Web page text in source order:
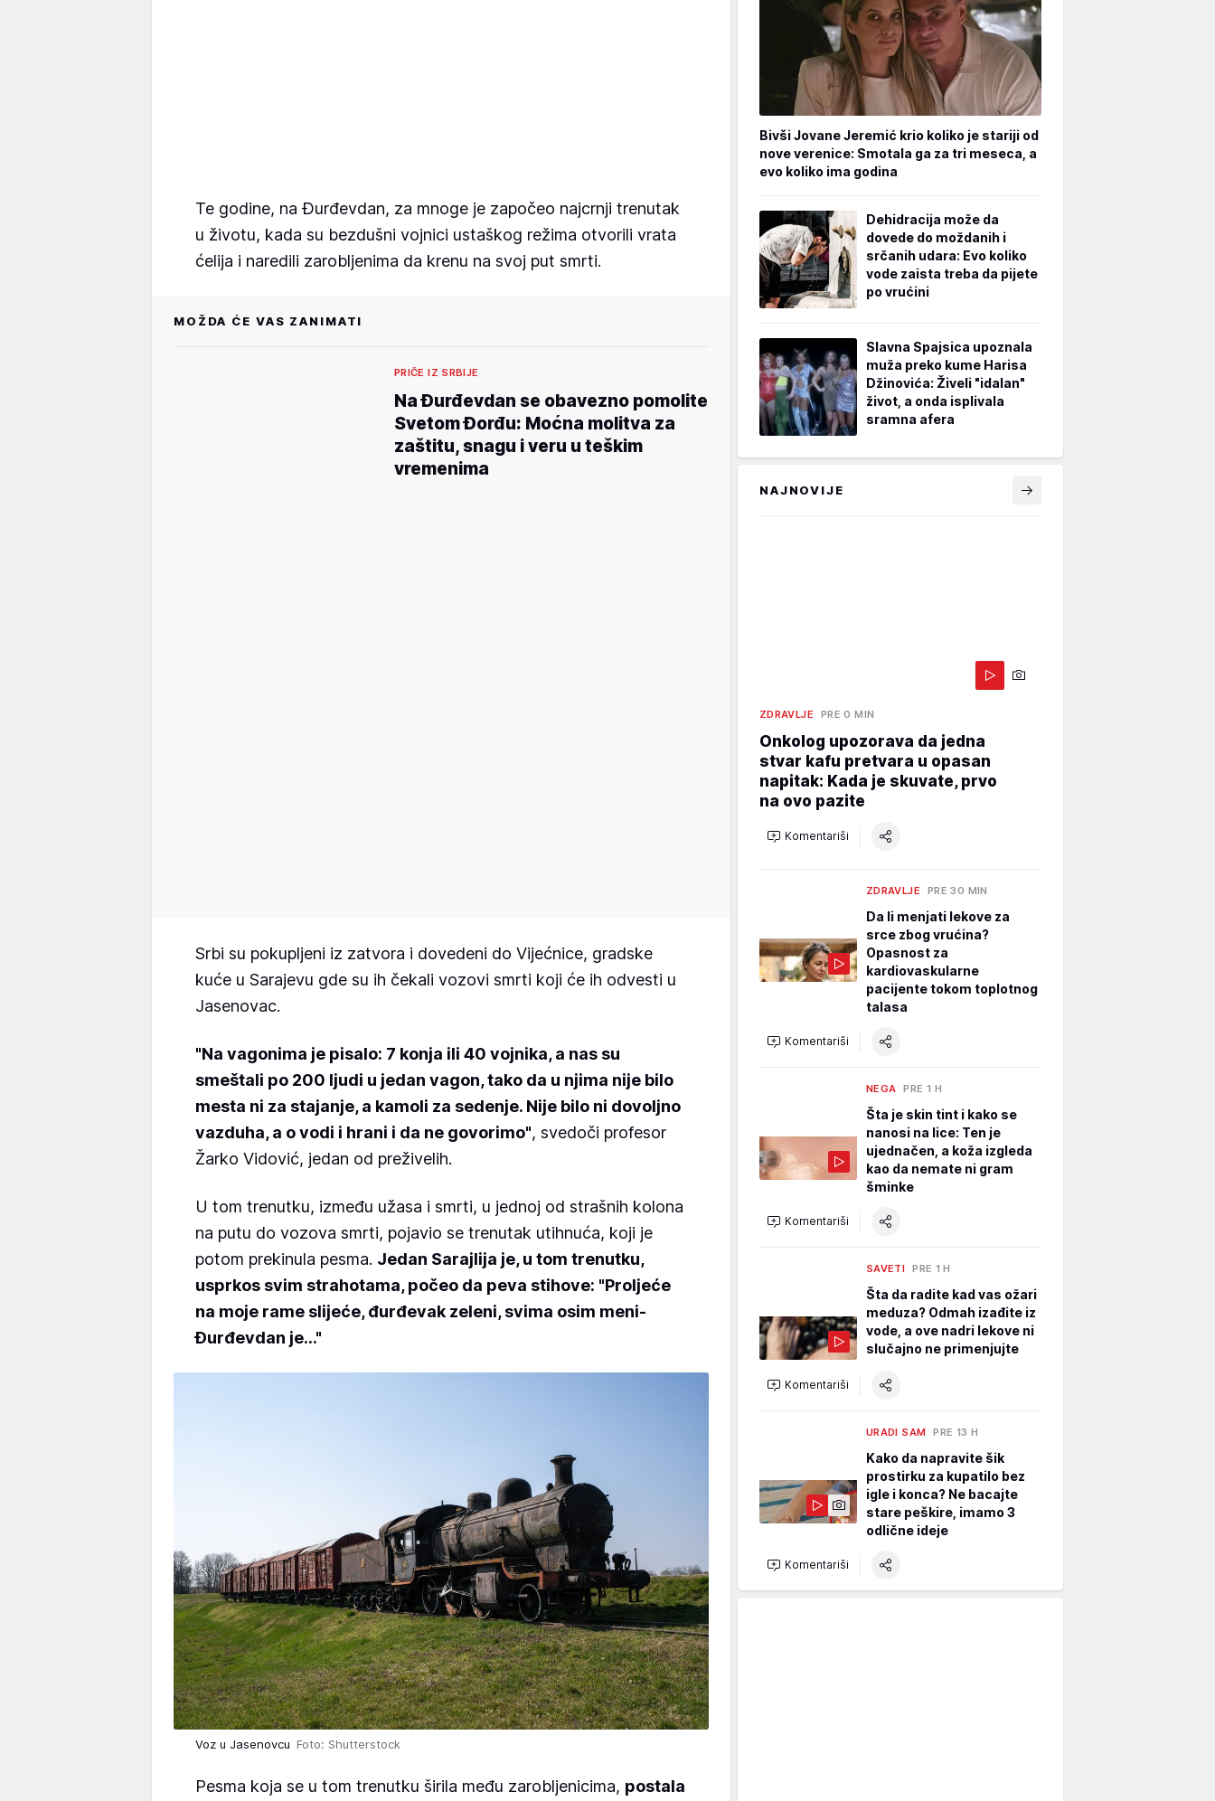
Te godine, na Đurđevdan, za mnoge je započeo najcrnji trenutak
u životu, kada su bezdušni vojnici ustaškog režima otvorili vrata
ćelija i naredili zarobljenima da krenu na svoj put smrti.
MOŽDA ĆE VAS ZANIMATI
PRIČE IZ SRBIJE
Na Đurđevdan se obavezno pomolite
Svetom Đorđu: Moćna molitva za
zaštitu, snagu i veru u teškim
vremenima
Srbi su pokupljeni iz zatvora i dovedeni do Vijećnice, gradske
kuće u Sarajevu gde su ih čekali vozovi smrti koji će ih odvesti u
Jasenovac.
"Na vagonima je pisalo: 7 konja ili 40 vojnika, a nas su
smeštali po 200 ljudi u jedan vagon, tako da u njima nije bilo
mesta ni za stajanje, a kamoli za sedenje. Nije bilo ni dovoljno
vazduha, a o vodi i hrani i da ne govorimo", svedoči profesor
Žarko Vidović, jedan od preživelih.
U tom trenutku, između užasa i smrti, u jednoj od strašnih kolona
na putu do vozova smrti, pojavio se trenutak utihnuća, koji je
potom prekinula pesma. Jedan Sarajlija je, u tom trenutku,
usprkos svim strahotama, počeo da peva stihove: "Proljeće
na moje rame slijeće, đurđevak zeleni, svima osim meni-
Đurđevdan je..."
Voz u Jasenovcu Foto: Shutterstock
Pesma koja se u tom trenutku širila među zarobljenicima, postala
Bivši Jovane Jeremić krio koliko je stariji od
nove verenice: Smotala ga za tri meseca, a
evo koliko ima godina
Dehidracija može da
dovede do moždanih i
srčanih udara: Evo koliko
vode zaista treba da pijete
po vrućini
Slavna Spajsica upoznala
muža preko kume Harisa
Džinovića: Živeli "idalan"
život, a onda isplivala
sramna afera
NAJNOVIJE
ZDRAVLJE PRE 0 MIN
Onkolog upozorava da jedna
stvar kafu pretvara u opasan
napitak: Kada je skuvate, prvo
na ovo pazite
Komentariši
ZDRAVLJE PRE 30 MIN
Da li menjati lekove za
srce zbog vrućina?
Opasnost za
kardiovaskularne
pacijente tokom toplotnog
talasa
Komentariši
NEGA PRE 1 H
Šta je skin tint i kako se
nanosi na lice: Ten je
ujednačen, a koža izgleda
kao da nemate ni gram
šminke
Komentariši
SAVETI PRE 1 H
Šta da radite kad vas ožari
meduza? Odmah izađite iz
vode, a ove nadri lekove ni
slučajno ne primenjujte
Komentariši
URADI SAM PRE 13 H
Kako da napravite šik
prostirku za kupatilo bez
igle i konca? Ne bacajte
stare peškire, imamo 3
odlične ideje
Komentariši